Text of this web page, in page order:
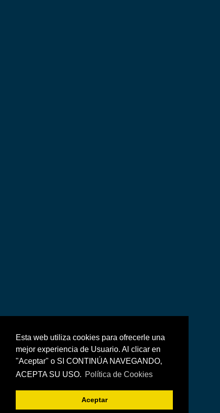
Esta web utiliza cookies para ofrecerle una
mejor experiencia de Usuario. Al clicar en
"Aceptar" o SI CONTINÚA NAVEGANDO,
ACEPTA SU USO. Política de Cookies
Aceptar